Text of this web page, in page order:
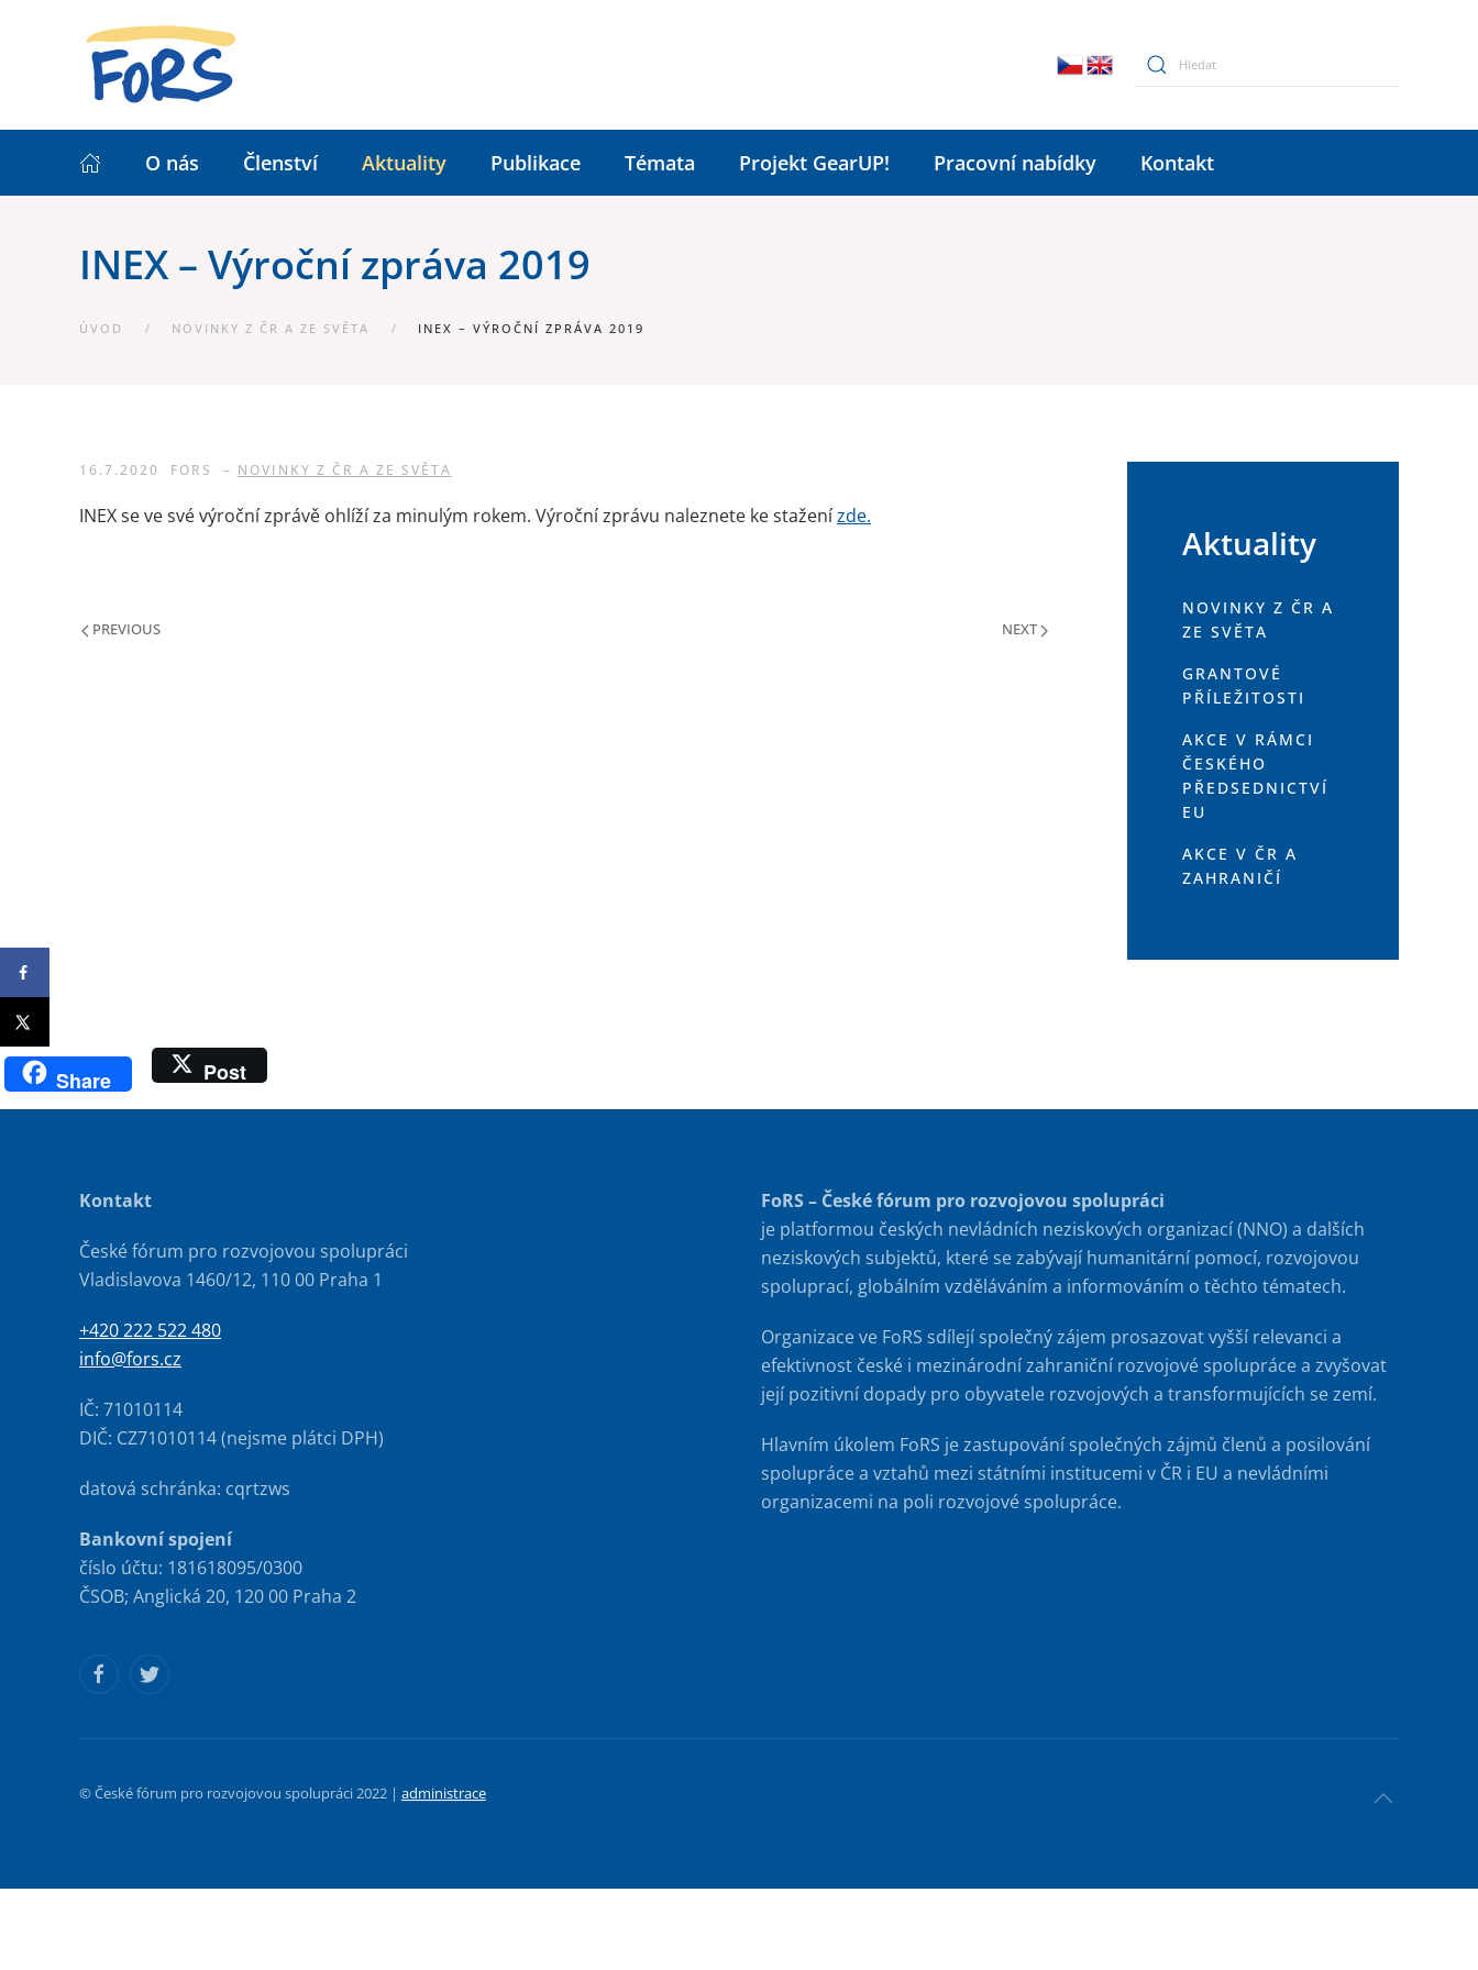
O nás Členství Aktuality Publikace Témata Projekt GearUP! Pracovní nabídky Kontakt
INEX – Výroční zpráva 2019
ÚVOD NOVINKY Z ČR A ZE SVĚTA INEX – VÝROČNÍ ZPRÁVA 2019
16.7.2020 FORS – NOVINKY Z ČR A ZE SVĚTA
INEX se ve své výroční zprávě ohlíží za minulým rokem. Výroční zprávu naleznete ke staženízde.
PREVIOUS NEXT
Aktuality
NOVINKY Z ČR A
ZE SVĚTA
GRANTOVÉ
PŘÍLEŽITOSTI
AKCE V RÁMCI
ČESKÉHO
PŘEDSEDNICTVÍ
EU
AKCE V ČR A
ZAHRANIČÍ
Share Post
Kontakt
České fórum pro rozvojovou spolupráci
Vladislavova 1460/12, 110 00 Praha 1
+420 222 522 480
info@fors.cz
IČ: 71010114
DIČ: CZ71010114 (nejsme plátci DPH)
datová schránka: cqrtzws
Bankovní spojení
číslo účtu: 181618095/0300
ČSOB; Anglická 20, 120 00 Praha 2
FoRS – České fórum pro rozvojovou spolupráci
je platformou českých nevládních neziskových organizací (NNO) a dalších
neziskových subjektů, které se zabývají humanitární pomocí, rozvojovou
spoluprací, globálním vzděláváním a informováním o těchto tématech.
Organizace ve FoRS sdílejí společný zájem prosazovat vyšší relevanci a
efektivnost české i mezinárodní zahraniční rozvojové spolupráce a zvyšovat
její pozitivní dopady pro obyvatele rozvojových a transformujících se zemí.
Hlavním úkolem FoRS je zastupování společných zájmů členů a posilování
spolupráce a vztahů mezi státními institucemi v ČR i EU a nevládními
organizacemi na poli rozvojové spolupráce.
© České fórum pro rozvojovou spolupráci 2022 | administrace